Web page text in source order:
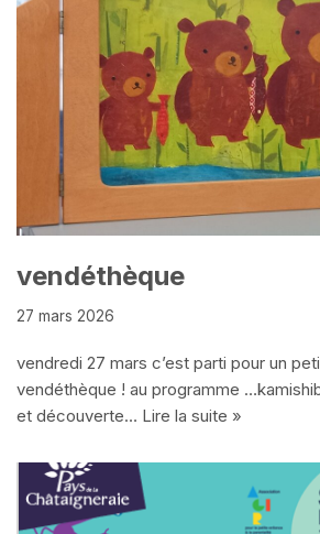
vendéthèque
27 mars 2026
vendredi 27 mars c’est parti pour un
vendéthèque ! au programme
et découverte… Lire la suite »